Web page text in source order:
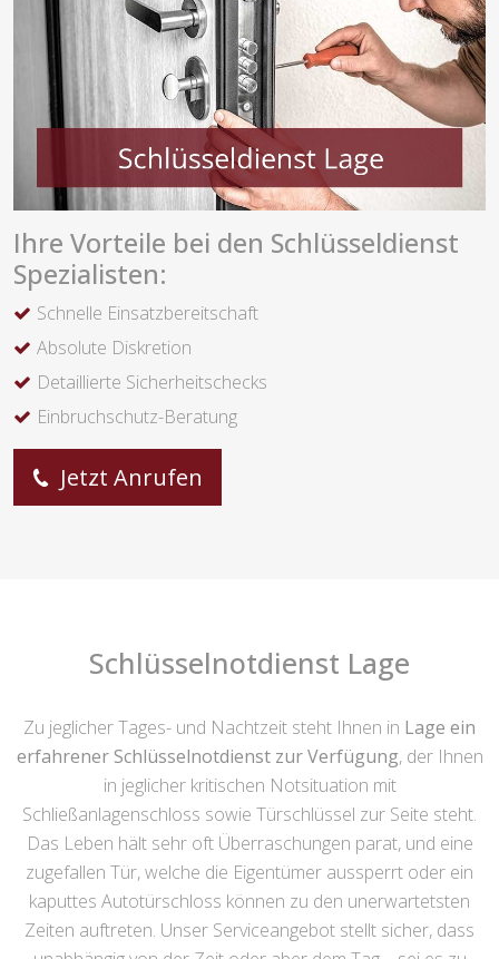
Ihre Vorteile bei den Schlüsseldienst
Spezialisten:
Schnelle Einsatzbereitschaft
Absolute Diskretion
Detaillierte Sicherheitschecks
Einbruchschutz-Beratung
Jetzt Anrufen
Schlüsselnotdienst Lage
Zu jeglicher Tages- und Nachtzeit steht Ihnen in Lage ein
erfahrener Schlüsselnotdienst zur Verfügung, der Ihnen
in jeglicher kritischen Notsituation mit
Schließanlagenschloss sowie Türschlüssel zur Seite steht.
Das Leben hält sehr oft Überraschungen parat, und eine
zugefallen Tür, welche die Eigentümer aussperrt oder ein
kaputtes Autotürschloss können zu den unerwartetsten
Zeiten auftreten. Unser Serviceangebot stellt sicher, dass